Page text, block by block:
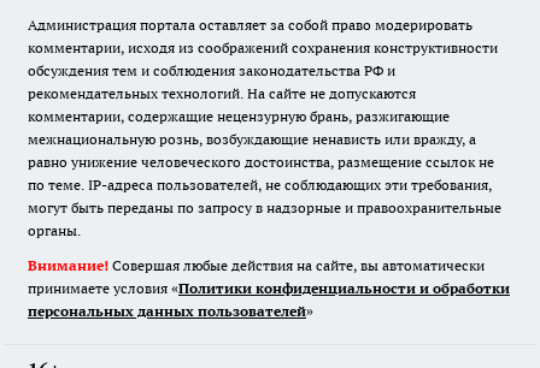
Администрация портала оставляет за собой право модерировать
комментарии, исходя из соображений сохранения конструктивности
обсуждения тем и соблюдения законодательства РФ и
рекомендательных технологий. На сайте не допускаются
комментарии, содержащие нецензурную брань, разжигающие
межнациональную рознь, возбуждающие ненависть или вражду, а
равно унижение человеческого достоинства, размещение ссылок не
по теме. IP-адреса пользователей, не соблюдающих эти требования,
могут быть переданы по запросу в надзорные и правоохранительные
органы.
Внимание! Совершая любые действия на сайте, вы автоматически
принимаете условия «Политики конфиденциальности и обработки
персональных данных пользователей»